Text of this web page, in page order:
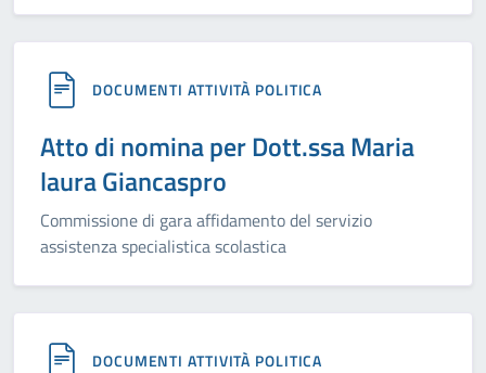
DOCUMENTI ATTIVITÀ POLITICA
Atto di nomina per Dott.ssa Maria
laura Giancaspro
Commissione di gara affidamento del servizio
assistenza specialistica scolastica
DOCUMENTI ATTIVITÀ POLITICA